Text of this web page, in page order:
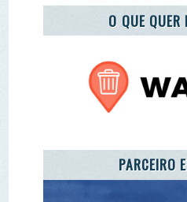
REGISTO DE ENTIDADES